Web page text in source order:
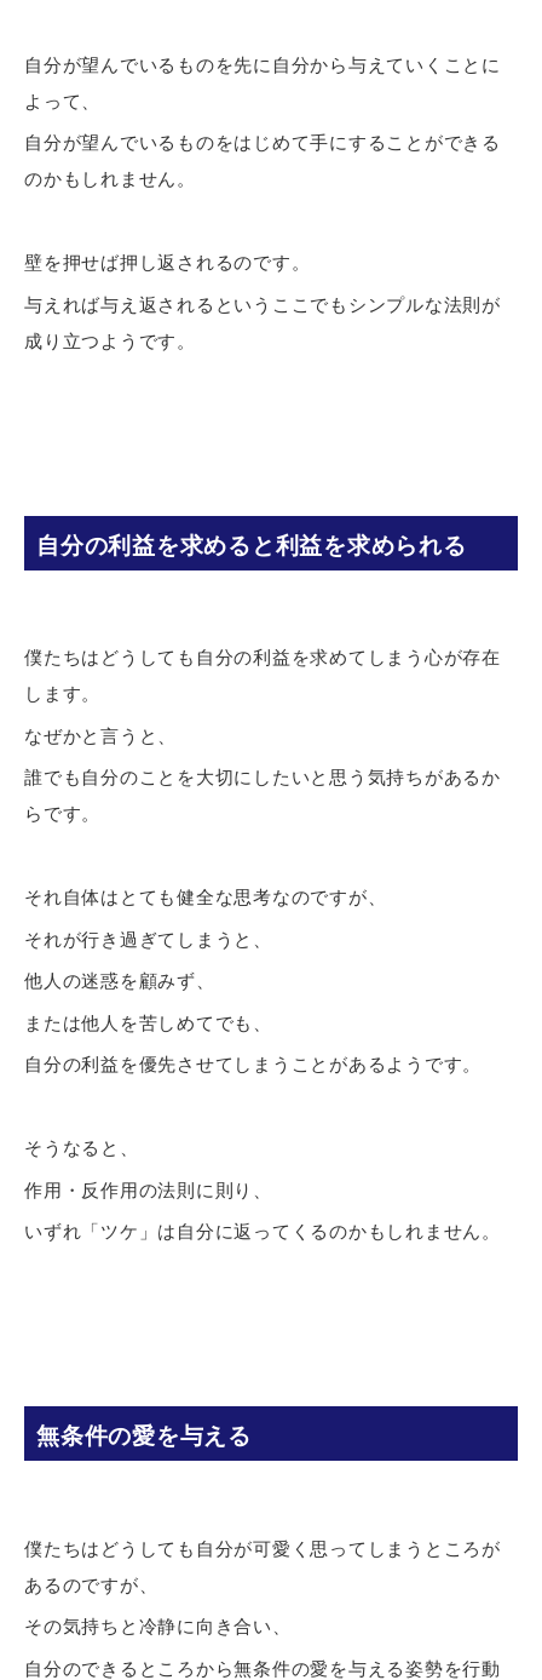
自分が望んでいるものを先に自分から与えていくことに
よって、
自分が望んでいるものをはじめて手にすることができる
のかもしれません。
壁を押せば押し返されるのです。
与えれば与え返されるというここでもシンプルな法則が
成り立つようです。
自分の利益を求めると利益を求められる
僕たちはどうしても自分の利益を求めてしまう心が存在
します。
なぜかと言うと、
誰でも自分のことを大切にしたいと思う気持ちがあるか
らです。
それ自体はとても健全な思考なのですが、
それが行き過ぎてしまうと、
他人の迷惑を顧みず、
または他人を苦しめてでも、
自分の利益を優先させてしまうことがあるようです。
そうなると、
作用・反作用の法則に則り、
いずれ「ツケ」は自分に返ってくるのかもしれません。
無条件の愛を与える
僕たちはどうしても自分が可愛く思ってしまうところが
あるのですが、
その気持ちと冷静に向き合い、
自分のできるところから無条件の愛を与える姿勢を行動